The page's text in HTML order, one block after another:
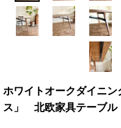
ホワイトオークダイニ
ス」 北欧家具テーブル